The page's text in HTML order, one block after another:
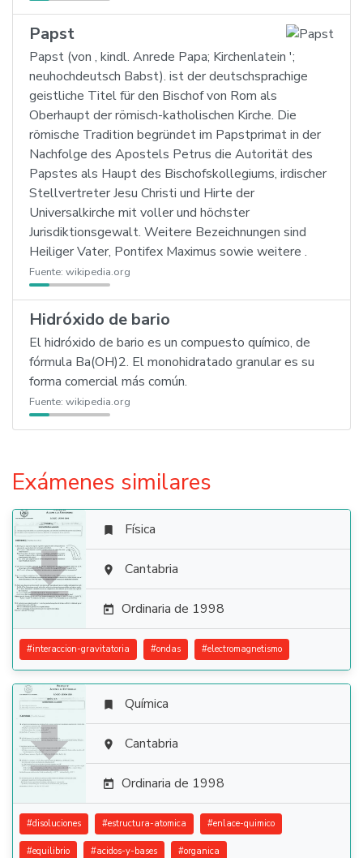
Papst
Papst (von ‚ kindl. Anrede Papa; Kirchenlatein ';
neuhochdeutsch Babst). ist der deutschsprachige
geistliche Titel für den Bischof von Rom als
Oberhaupt der römisch-katholischen Kirche. Die
römische Tradition begründet im Papstprimat in der
Nachfolge des Apostels Petrus die Autorität des
Papstes als Haupt des Bischofskollegiums, irdischer
Stellvertreter Jesu Christi und Hirte der
Universalkirche mit voller und höchster
Jurisdiktionsgewalt. Weitere Bezeichnungen sind
Heiliger Vater, Pontifex Maximus sowie weitere .
Fuente: wikipedia.org
Hidróxido de bario
El hidróxido de bario es un compuesto químico, de
fórmula Ba(OH)2. El monohidratado granular es su
forma comercial más común.
Fuente: wikipedia.org
Exámenes similares

 Física
 Cantabria
 Ordinaria de 1998
#interaccion-gravitatoria #ondas #electromagnetismo

 Química
 Cantabria
 Ordinaria de 1998
#disoluciones #estructura-atomica #enlace-quimico
#equilibrio #acidos-y-bases #organica